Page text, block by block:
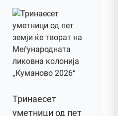
Тринаесет
уметници од пет